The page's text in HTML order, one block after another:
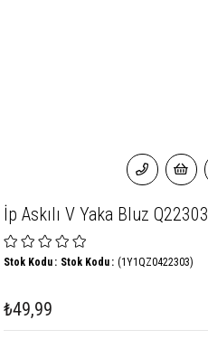
İp Askılı V Yaka Bluz Q22303
(1Y1QZ0422303)
Stok Kodu Stok Kodu
₺49,99